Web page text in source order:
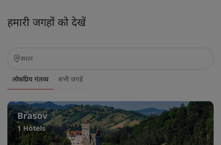
हमारी जगहों को देखें
लोकप्रिय गंतव्य सभी जगहें
Brasov
1 Hotels